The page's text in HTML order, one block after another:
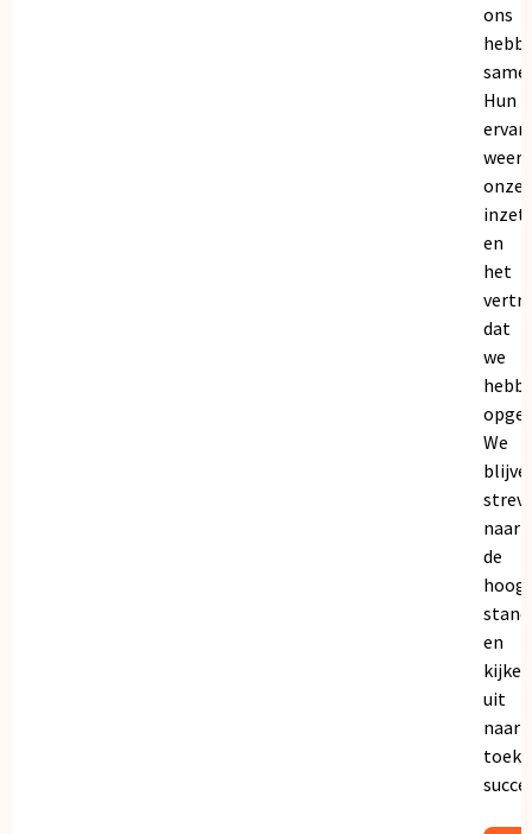
ons
Hun
onze
inzet
en
het
dat
we
We
naar
de
en
kijken
uit
naar